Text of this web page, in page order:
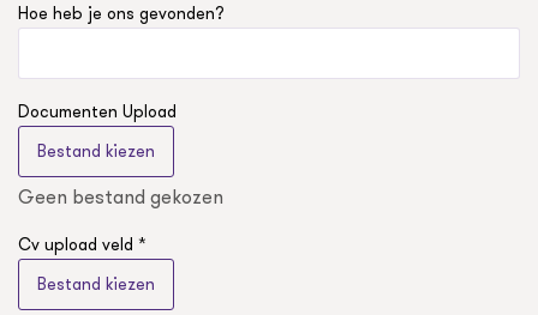
Hoe heb je ons gevonden?
Documenten Upload
Bestand kiezen
Geen bestand gekozen
Cv upload veld *
Bestand kiezen